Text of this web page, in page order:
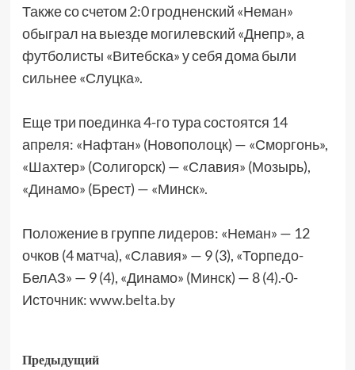
Также со счетом 2:0 гродненский «Неман»
обыграл на выезде могилевский «Днепр», а
футболисты «Витебска» у себя дома были
сильнее «Слуцка».
Еще три поединка 4-го тура состоятся 14
апреля: «Нафтан» (Новополоцк) — «Сморгонь»,
«Шахтер» (Солигорск) — «Славия» (Мозырь),
«Динамо» (Брест) — «Минск».
Положение в группе лидеров: «Неман» — 12
очков (4 матча), «Славия» — 9 (3), «Торпедо-
БелАЗ» — 9 (4), «Динамо» (Минск) — 8 (4).-0-
Источник:www.belta.by
Предыдущий